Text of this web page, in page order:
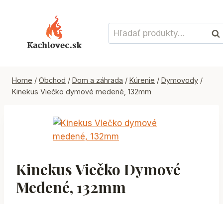
Hľadať:
Home / Obchod / Dom a záhrada / Kúrenie / Dymovody /
Kinekus Viečko dymové medené, 132mm
Kinekus Viečko Dymové
Medené, 132mm